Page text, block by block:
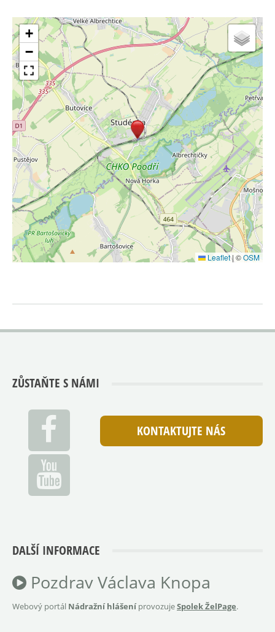
+
−
Leaflet| ©OSM
ZŮSTAŇTE S NÁMI
KONTAKTUJTE NÁS
DALŠÍ INFORMACE
Pozdrav Václava Knopa
Webový portál Nádražní hlášeníprovozujeSpolek ŽelPage.